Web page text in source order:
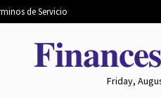
de Servicio
Friday,